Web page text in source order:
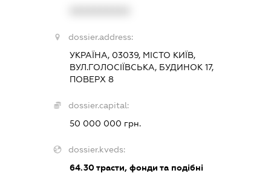
dossier.address:
УКРАЇНА, 03039, МІСТО КИЇВ,
ВУЛ.ГОЛОСІЇВСЬКА, БУДИНОК 17,
ПОВЕРХ 8
dossier.capital:
50 000 000 грн.
dossier.kveds:
64.30трасти, фонди та подібні